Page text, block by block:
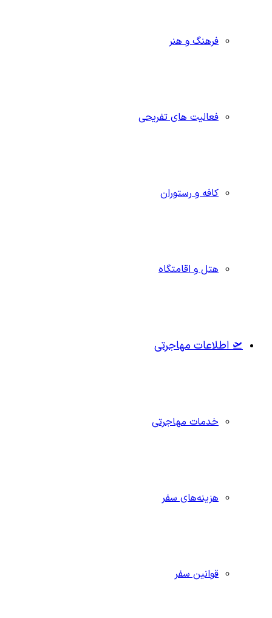
فرهنگ و هنر
فعالیت های تفریحی
کافه و رستوران
هتل و اقامتگاه
🛫 اطلاعات مهاجرتی
خدمات مهاجرتی
هزینه‌های سفر
قوانین سفر